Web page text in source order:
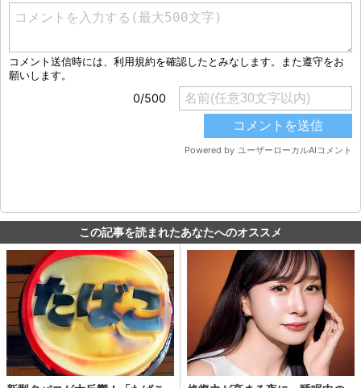
この記事を読まれたあなたへのオススメ